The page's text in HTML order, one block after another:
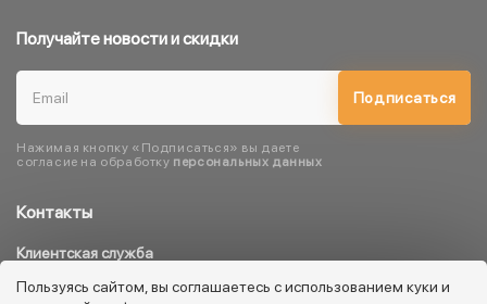
Контакты
Клиентская служба
8 800 333 08 45
Получайте новости и скидки
Подписаться
Нажимая кнопку «Подписаться» вы даете
согласие на обработку персональных данных
Пользуясь сайтом, вы соглашаетесь с использованием куки и